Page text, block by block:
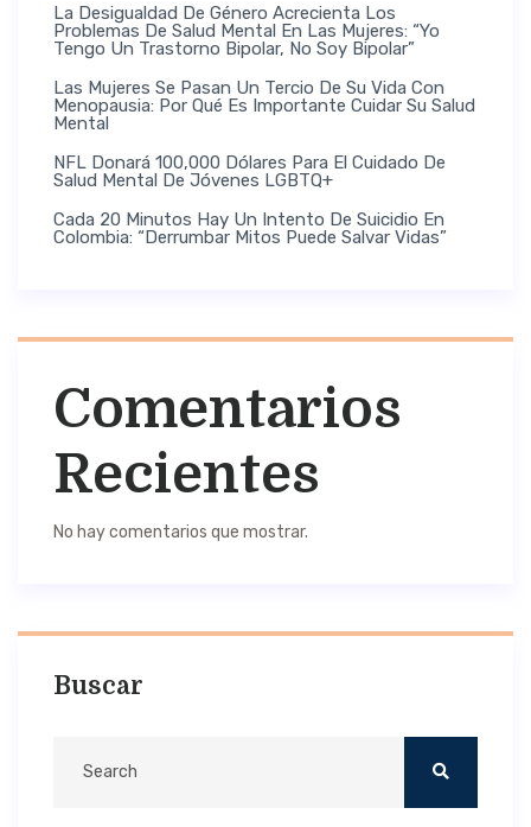
La Desigualdad De Género Acrecienta Los
Problemas De Salud Mental En Las Mujeres: “Yo
Tengo Un Trastorno Bipolar, No Soy Bipolar”
Las Mujeres Se Pasan Un Tercio De Su Vida Con
Menopausia: Por Qué Es Importante Cuidar Su Salud
Mental
NFL Donará 100,000 Dólares Para El Cuidado De
Salud Mental De Jóvenes LGBTQ+
Cada 20 Minutos Hay Un Intento De Suicidio En
Colombia: “Derrumbar Mitos Puede Salvar Vidas”
Comentarios
Recientes
No hay comentarios que mostrar.
Buscar